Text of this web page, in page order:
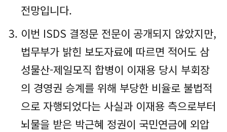
전망입니다.
이번 ISDS 결정문 전문이 공개되지 않았지만,
법무부가 밝힌 보도자료에 따르면 적어도 삼
성물산-제일모직 합병이 이재용 당시 부회장
의 경영권 승계를 위해 부당한 비율로 불법적
으로 자행되었다는 사실과 이재용 측으로부터
뇌물을 받은 박근혜 정권이 국민연금에 외압